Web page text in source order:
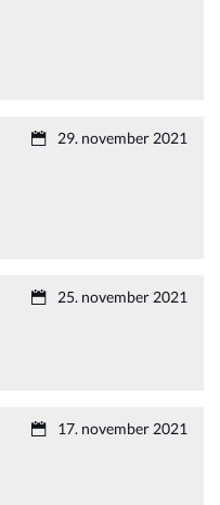
29. november 2021
25. november 2021
17. november 2021